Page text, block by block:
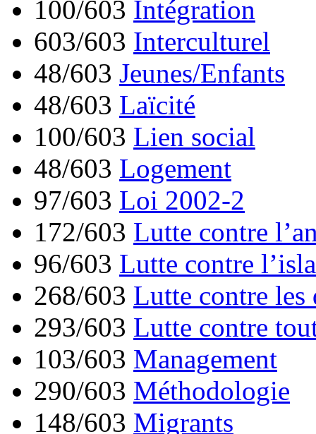
100/603 Intégration
603/603 Interculturel
48/603 Jeunes/Enfants
48/603 Laïcité
100/603 Lien social
48/603 Logement
97/603 Loi 2002-2
172/603 Lutte contre
96/603 Lutte contre
268/603 Lutte contre
293/603 Lutte contre
103/603 Management
290/603 Méthodologie
148/603 Migrants